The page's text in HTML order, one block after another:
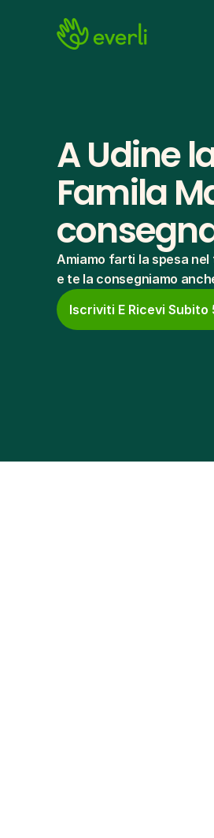
A Udine
Famila
Amiamo farti la spesa
e te la consegniamo
Iscriviti E Ricevi Subito